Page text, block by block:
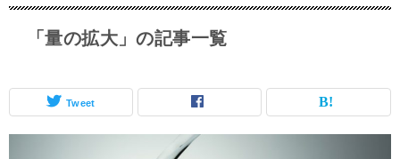
「量の拡大」の記事一覧
Tweet